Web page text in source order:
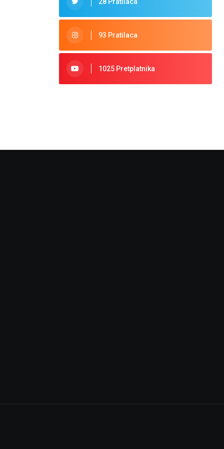
93 Pratilaca
1025 Pretplatnika